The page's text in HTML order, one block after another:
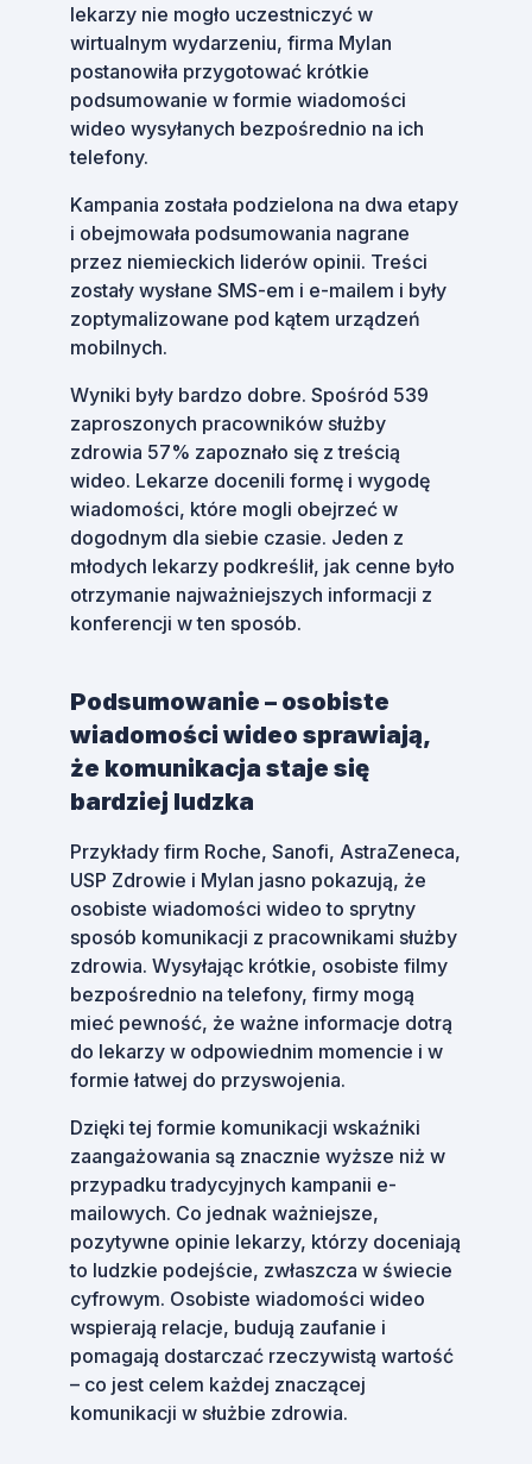
lekarzy nie mogło uczestniczyć w
wirtualnym wydarzeniu, firma Mylan
postanowiła przygotować krótkie
podsumowanie w formie wiadomości
wideo wysyłanych bezpośrednio na ich
telefony.
Kampania została podzielona na dwa etapy
i obejmowała podsumowania nagrane
przez niemieckich liderów opinii. Treści
zostały wysłane SMS-em i e-mailem i były
zoptymalizowane pod kątem urządzeń
mobilnych.
Wyniki były bardzo dobre. Spośród 539
zaproszonych pracowników służby
zdrowia 57% zapoznało się z treścią
wideo. Lekarze docenili formę i wygodę
wiadomości, które mogli obejrzeć w
dogodnym dla siebie czasie. Jeden z
młodych lekarzy podkreślił, jak cenne było
otrzymanie najważniejszych informacji z
konferencji w ten sposób.
Podsumowanie – osobiste
wiadomości wideo sprawiają,
że komunikacja staje się
bardziej ludzka
Przykłady firm Roche, Sanofi, AstraZeneca,
USP Zdrowie i Mylan jasno pokazują, że
osobiste wiadomości wideo to sprytny
sposób komunikacji z pracownikami służby
zdrowia. Wysyłając krótkie, osobiste filmy
bezpośrednio na telefony, firmy mogą
mieć pewność, że ważne informacje dotrą
do lekarzy w odpowiednim momencie i w
formie łatwej do przyswojenia.
Dzięki tej formie komunikacji wskaźniki
zaangażowania są znacznie wyższe niż w
przypadku tradycyjnych kampanii e-
mailowych. Co jednak ważniejsze,
pozytywne opinie lekarzy, którzy doceniają
to ludzkie podejście, zwłaszcza w świecie
cyfrowym. Osobiste wiadomości wideo
wspierają relacje, budują zaufanie i
pomagają dostarczać rzeczywistą wartość
– co jest celem każdej znaczącej
komunikacji w służbie zdrowia.